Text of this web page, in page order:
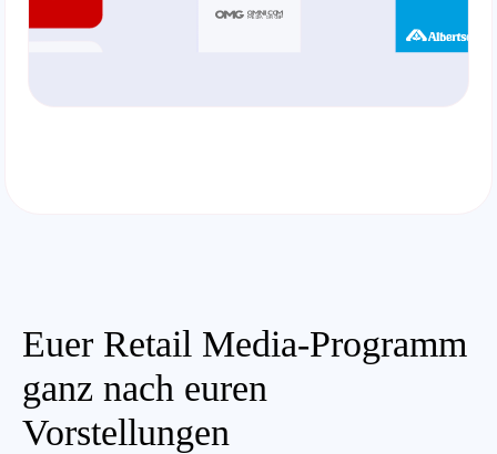
Euer Retail Media-Programm
ganz nach euren
Vorstellungen